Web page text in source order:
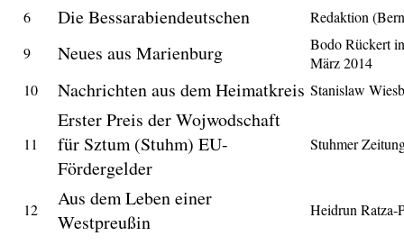
6 Die Bessarabiendeutschen
Redaktion
9
Neues aus Marienburg
Bodo Rückert
März 2014
10
Nachrichten aus dem Heimatkreis Stanislaw
11
Erster Preis der Wojwodschaft
für Sztum (Stuhm) EU-
Fördergelder
Stuhmer
12
Aus dem Leben einer
Westpreußin
Heidrun Ratza-